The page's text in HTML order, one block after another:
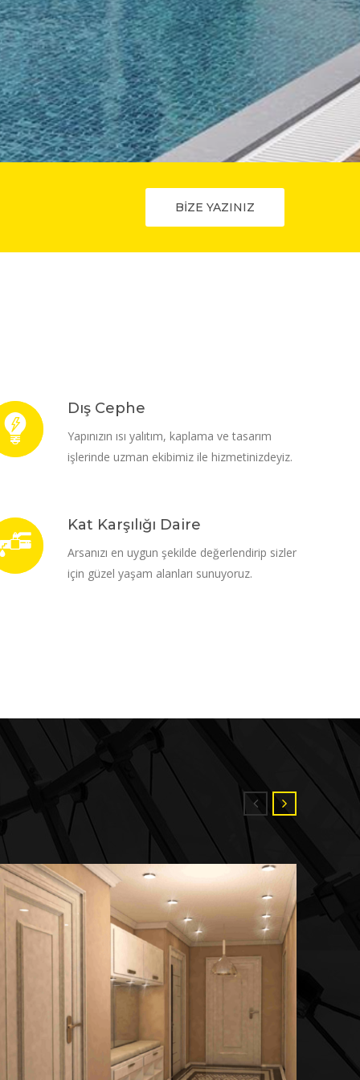
BİZE YAZINIZ
Dış Cephe
Yapınızın ısı yalıtım, kaplama ve tasarım
işlerinde uzman ekibimiz ile hizmetinizdeyiz.
Kat Karşılığı Daire
Arsanızı en uygun şekilde değerlendirip sizler
için güzel yaşam alanları sunuyoruz.